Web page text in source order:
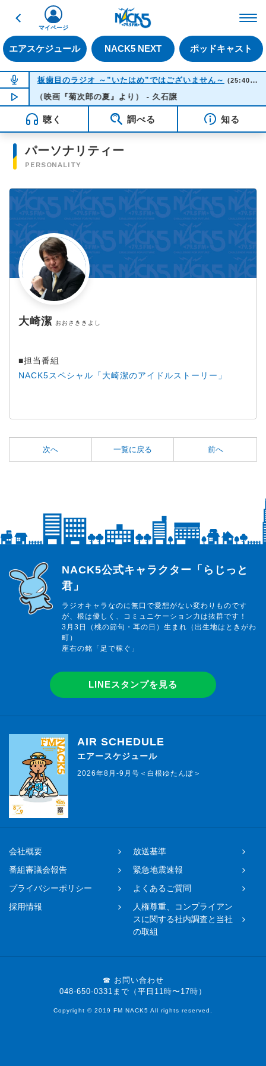
戻る
エアスケジュール NACK5 NEXT ポッドキャスト
マイページ
NOW ON AIR
板歯目のラジオ ～”いたはめ”ではございません～ (25:40-26:00)
NOW PLAYING01:54
ｅｒ （映画『菊次郎の夏』より） - 久石譲
聴く 調べる 知る
パーソナリティー
PERSONALITY
大崎潔 おおさききよし
■担当番組
NACK5スペシャル「大崎潔のアイドルストーリー」
次へ 一覧に戻る 前へ
らじっと君
NACK5公式キャラクター「らじっと
君」
ラジオキャラなのに無口で愛想がない変わりものです
が、根は優しく、コミュニケーション力は抜群です！
3月3日（桃の節句・耳の日）生まれ（出生地はときがわ
町）
座右の銘「足で稼ぐ」
LINEスタンプを見る
AIR SCHEDULE
エアースケジュール
2026年8月-9月号＜白根ゆたんぽ＞
会社概要
放送基準
番組審議会報告
緊急地震速報
プライバシーポリシー
よくあるご質問
採用情報
人権尊重、コンプライアン
スに関する社内調査と当社
の取組
☎ お問い合わせ
048-650-0331まで（平日11時〜17時）
Copyright © 2019 FM NACK5 All rights reserved.